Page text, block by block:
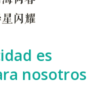
es
nosotros